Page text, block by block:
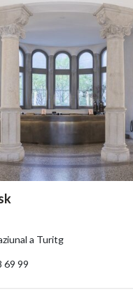
only.person_card_info
a Turitg
69 99